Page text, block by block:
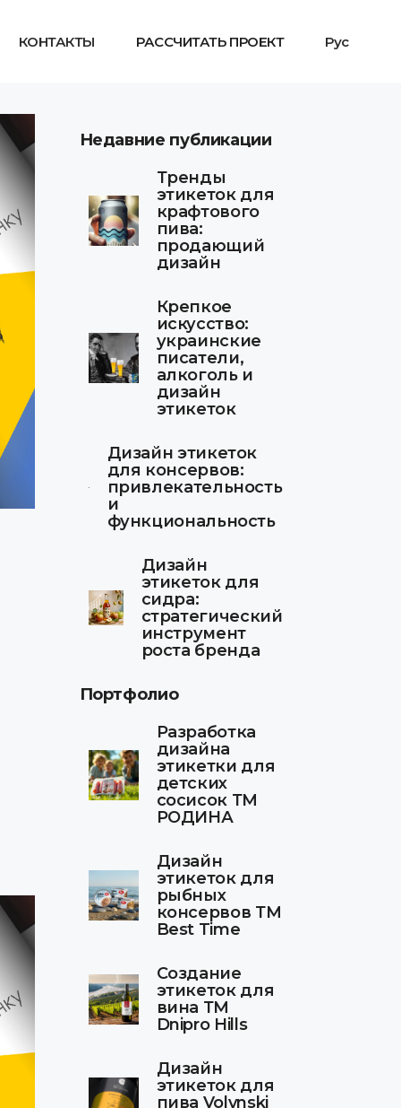
КОНТАКТЫ РАССЧИТАТЬ ПРОЕКТ Рус
Недавние публикации
Тренды
этикеток для
крафтового
пива:
продающий
дизайн
Крепкое
искусство:
украинские
писатели,
алкоголь и
дизайн
этикеток
Дизайн этикеток
для консервов:
привлекательность
и
функциональность
Дизайн
этикеток для
сидра:
стратегический
инструмент
роста бренда
Портфолио
Разработка
дизайна
этикетки для
детских
сосисок ТМ
РОДИНА
Дизайн
этикеток для
рыбных
консервов ТМ
Best Time
Создание
этикеток для
вина ТМ
Dnipro Hills
Дизайн
этикеток для
пива Volynski